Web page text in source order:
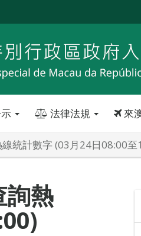
法律法規 來
統計數字 (03月24日08:00至
詢熱